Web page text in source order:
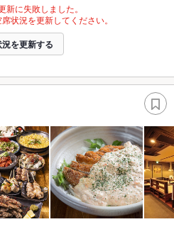
新に失敗しました。
状況を更新してください。
を更新する